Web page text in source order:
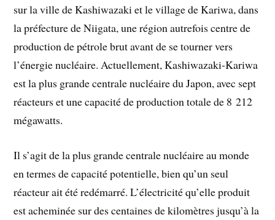
sur la ville de Kashiwazaki et le village de Kariwa, dans
la préfecture de Niigata, une région autrefois centre de
production de pétrole brut avant de se tourner vers
l’énergie nucléaire. Actuellement, Kashiwazaki-Kariwa
est la plus grande centrale nucléaire du Japon, avec sept
réacteurs et une capacité de production totale de 8 212
mégawatts.
Il s’agit de la plus grande centrale nucléaire au monde
en termes de capacité potentielle, bien qu’un seul
réacteur ait été redémarré. L’électricité qu’elle produit
est acheminée sur des centaines de kilomètres jusqu’à la